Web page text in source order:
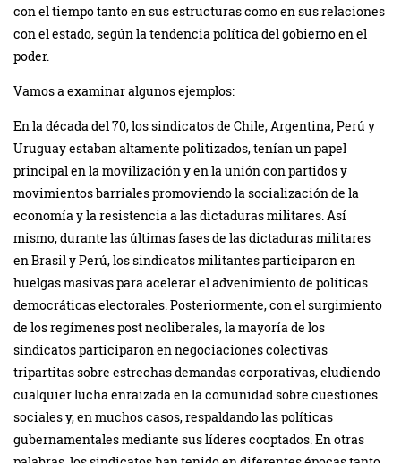
con el tiempo tanto en sus estructuras como en sus relaciones
con el estado, según la tendencia política del gobierno en el
poder.
Vamos a examinar algunos ejemplos:
En la década del 70, los sindicatos de Chile, Argentina, Perú y
Uruguay estaban altamente politizados, tenían un papel
principal en la movilización y en la unión con partidos y
movimientos barriales promoviendo la socialización de la
economía y la resistencia a las dictaduras militares. Así
mismo, durante las últimas fases de las dictaduras militares
en Brasil y Perú, los sindicatos militantes participaron en
huelgas masivas para acelerar el advenimiento de políticas
democráticas electorales. Posteriormente, con el surgimiento
de los regímenes post neoliberales, la mayoría de los
sindicatos participaron en negociaciones colectivas
tripartitas sobre estrechas demandas corporativas, eludiendo
cualquier lucha enraizada en la comunidad sobre cuestiones
sociales y, en muchos casos, respaldando las políticas
gubernamentales mediante sus líderes cooptados. En otras